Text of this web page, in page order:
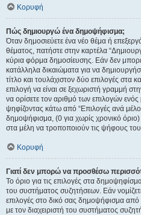
Κορυφή
Πώς δημιουργώ ένα δημοψήφισμα;
Όταν δημοσιεύετε ένα νέο θέμα ή
θέματος, πατήστε στην καρτέλα
κύρια φόρμα δημοσίευσης. Εάν δεν
κατάλληλα δικαιώματα για να
τίτλο και τουλάχιστον δύο επιλογές στα
επιλογή να είναι σε ξεχωριστή γραμμή
να ορίσετε τον αριθμό των επιλογών ενός
ψηφίζοντας κάτω από “Επιλογές ανά
δημοψήφισμα, (0 για χωρίς χρονικό όριο)
στα μέλη να τροποποιούν τις ψήφους
Κορυφή
Γιατί δεν μπορώ να προσθέσω
Το όριο για τις επιλογές στα
του συστήματος συζητήσεων. Εάν
επιλογές στο δικό σας δημοψήφισμα από
με τον διαχειριστή του συστήματος